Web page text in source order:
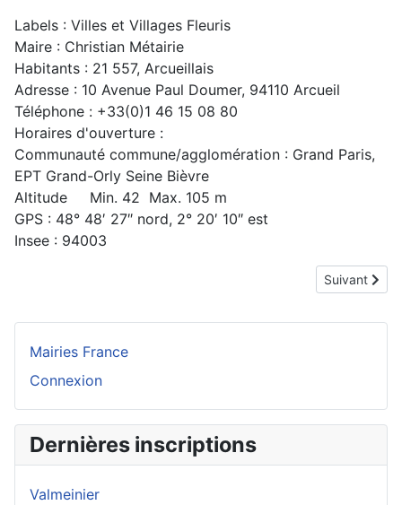
Labels : Villes et Villages Fleuris
Maire : Christian Métairie
Habitants : 21 557, Arcueillais
Adresse : 10 Avenue Paul Doumer, 94110 Arcueil
Téléphone : +33(0)1 46 15 08 80
Horaires d'ouverture :
Communauté commune/agglomération : Grand Paris,
EPT Grand-Orly Seine Bièvre
Altitude Min. 42 Max. 105 m
GPS : 48° 48′ 27″ nord, 2° 20′ 10″ est
Insee : 94003
Article
Suivant
Mairies France
Connexion
Dernières inscriptions
Valmeinier